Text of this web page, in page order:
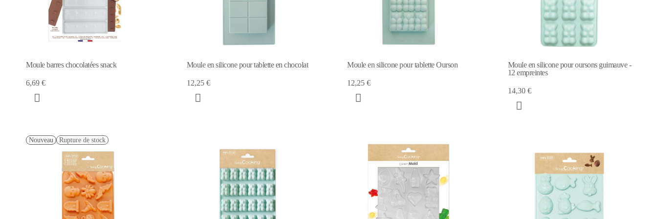
Moule barres chocolatées snack
6,69 €
Moule en silicone pour tablette en chocolat
12,25 €
Moule en silicone pour tablette Ourson
12,25 €
Moule en silicone pour oursons guimauve -
12 empreintes
14,30 €
Nouveau Rupture de stock